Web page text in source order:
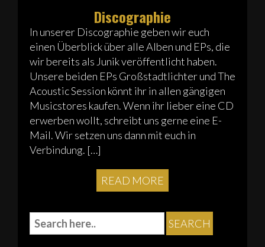
Discographie
In unserer Discographie geben wir euch
einen Überblick über alle Alben und EPs, die
wir bereits als Junik veröffentlicht haben.
Unsere beiden EPs Großstadtlichter und The
Acoustic Session könnt ihr in allen gängigen
Musicstores kaufen. Wenn ihr lieber eine CD
erwerben wollt, schreibt uns gerne eine E-
Mail. Wir setzen uns dann mit euch in
Verbindung. […]
READ MORE